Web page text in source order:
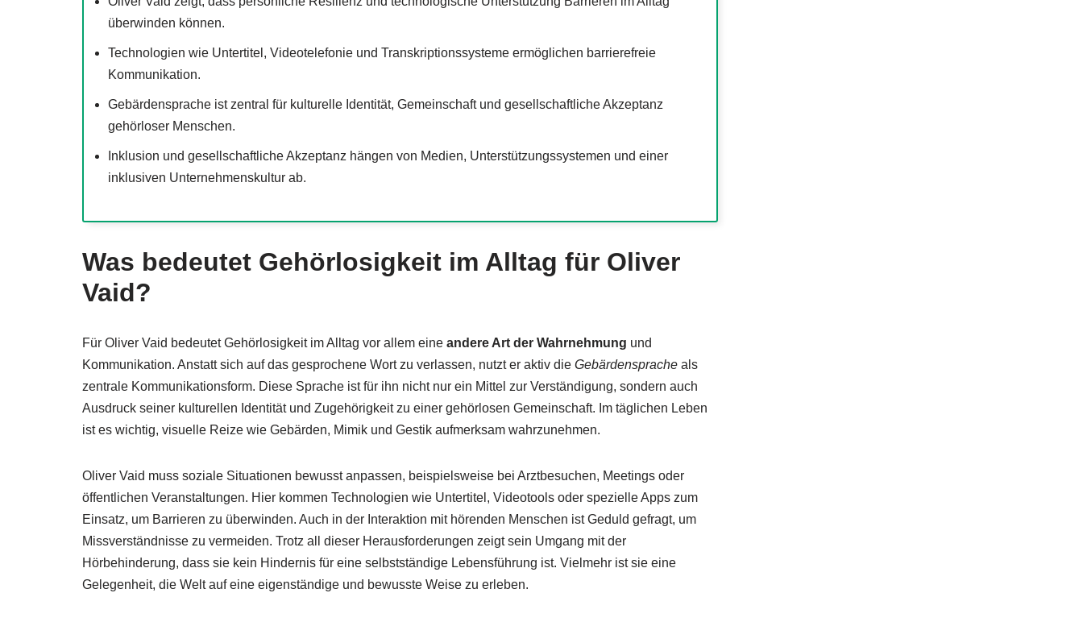
überwinden können.
Technologien wie Untertitel, Videotelefonie und Transkriptionssysteme ermöglichen barrierefreie
Kommunikation.
Gebärdensprache ist zentral für kulturelle Identität, Gemeinschaft und gesellschaftliche Akzeptanz
gehörloser Menschen.
Inklusion und gesellschaftliche Akzeptanz hängen von Medien, Unterstützungssystemen und einer
inklusiven Unternehmenskultur ab.
Was bedeutet Gehörlosigkeit im Alltag für Oliver
Vaid?
Für Oliver Vaid bedeutet Gehörlosigkeit im Alltag vor allem eine andere Art der Wahrnehmung und
Kommunikation. Anstatt sich auf das gesprochene Wort zu verlassen, nutzt er aktiv die Gebärdensprache als
zentrale Kommunikationsform. Diese Sprache ist für ihn nicht nur ein Mittel zur Verständigung, sondern auch
Ausdruck seiner kulturellen Identität und Zugehörigkeit zu einer gehörlosen Gemeinschaft. Im täglichen Leben
ist es wichtig, visuelle Reize wie Gebärden, Mimik und Gestik aufmerksam wahrzunehmen.
Oliver Vaid muss soziale Situationen bewusst anpassen, beispielsweise bei Arztbesuchen, Meetings oder
öffentlichen Veranstaltungen. Hier kommen Technologien wie Untertitel, Videotools oder spezielle Apps zum
Einsatz, um Barrieren zu überwinden. Auch in der Interaktion mit hörenden Menschen ist Geduld gefragt, um
Missverständnisse zu vermeiden. Trotz all dieser Herausforderungen zeigt sein Umgang mit der
Hörbehinderung, dass sie kein Hindernis für eine selbstständige Lebensführung ist. Vielmehr ist sie eine
Gelegenheit, die Welt auf eine eigenständige und bewusste Weise zu erleben.